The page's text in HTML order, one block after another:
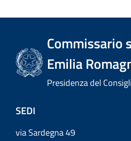
Commissario
Emilia
Presidenza del
SEDI
via Sardegna 49